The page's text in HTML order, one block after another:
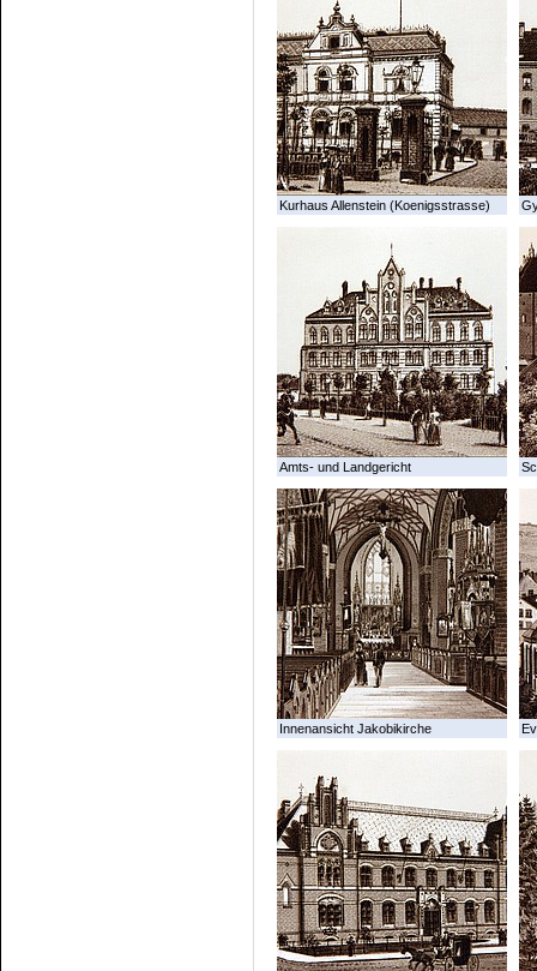
Kurhaus Allenstein (Koenigsstrasse)
Amts- und Landgericht
Innenansicht Jakobikirche